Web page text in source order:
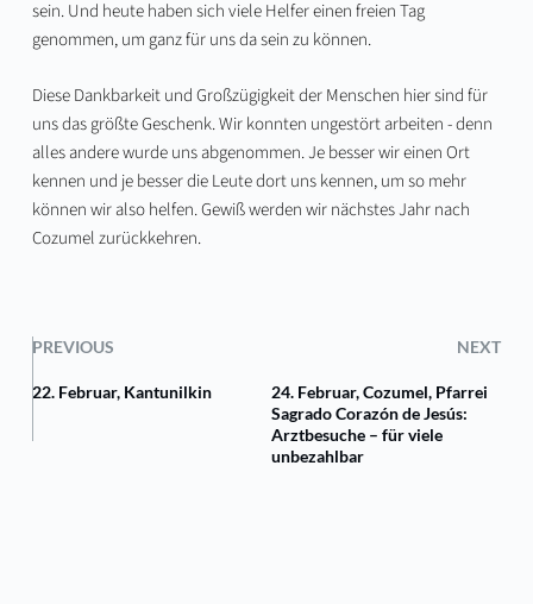
sein. Und heute haben sich viele Helfer einen freien Tag
genommen, um ganz für uns da sein zu können.
Diese Dankbarkeit und Großzügigkeit der Menschen hier sind für
uns das größte Geschenk. Wir konnten ungestört arbeiten - denn
alles andere wurde uns abgenommen. Je besser wir einen Ort
kennen und je besser die Leute dort uns kennen, um so mehr
können wir also helfen. Gewiß werden wir nächstes Jahr nach
Cozumel zurückkehren.
PREVIOUS NEXT
22. Februar, Kantunilkin
24. Februar, Cozumel, Pfarrei
Sagrado Corazón de Jesús:
Arztbesuche – für viele
unbezahlbar